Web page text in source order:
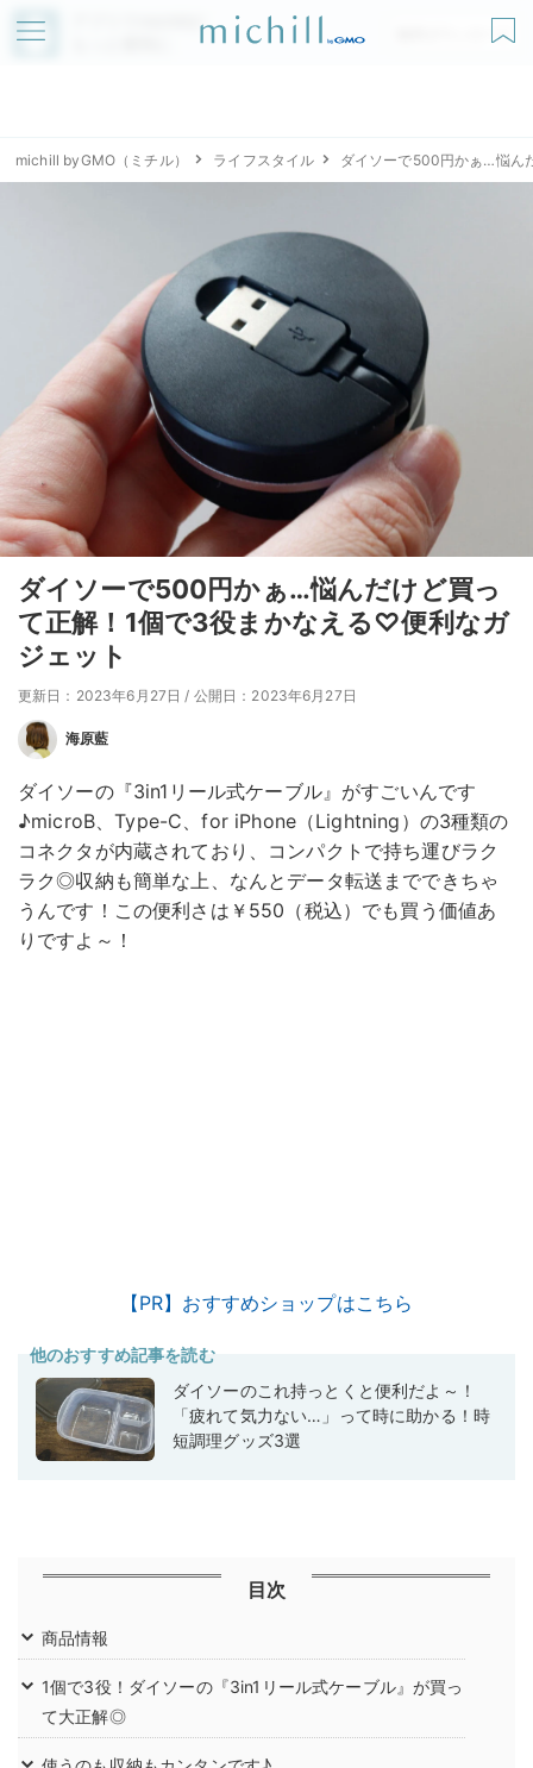
アプリでmichillが
無料ダウンロード
michill byGMO（ミチル） ライフスタイル ダイソーで500円かぁ…悩ん
ダイソーで500円かぁ…悩んだけど買っ
て正解！1個で3役まかなえる♡便利なガ
ジェット
更新日：2023年6月27日 / 公開日：2023年6月27日
海原藍
ダイソーの『3in1リール式ケーブル』がすごいんです
♪microB、Type-C、for iPhone（Lightning）の3種類の
コネクタが内蔵されており、コンパクトで持ち運びラク
ラク◎収納も簡単な上、なんとデータ転送までできちゃ
うんです！この便利さは￥550（税込）でも買う価値あ
りですよ～！
【PR】おすすめショップはこちら
他のおすすめ記事を読む
ダイソーのこれ持っとくと便利だよ～！
「疲れて気力ない…」って時に助かる！時
短調理グッズ3選
目次
商品情報
1個で3役！ダイソーの『3in1リール式ケーブル』が買っ
て大正解◎